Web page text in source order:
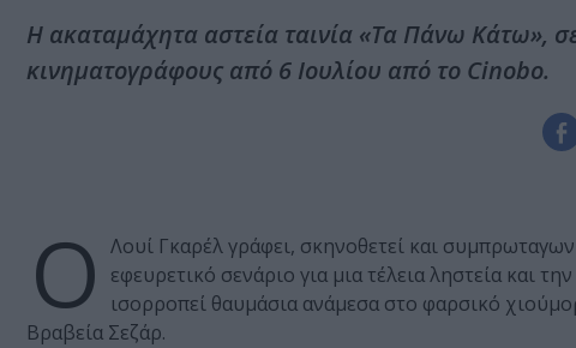
Η ακαταμάχητα αστεία ταινία «Τα Πάνω Κάτω»,
κινηματογράφους από 6 Ιουλίου από το Cinobo.
Ο Λουί Γκαρέλ γράφει, σκηνοθετεί και
εφευρετικό σενάριο για μια τέλεια ληστεία και
ισορροπεί θαυμάσια ανάμεσα στο φαρσικό
Βραβεία Σεζάρ.